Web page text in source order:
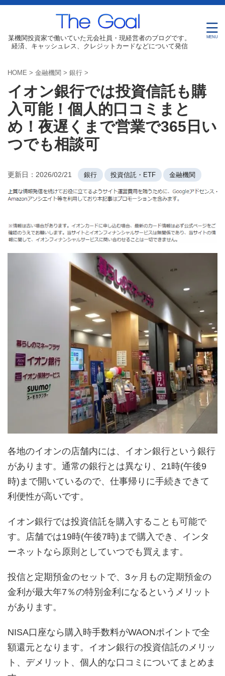
某機関投資家で働いていた元会社員・現経営者のブログです。
経済、キャッシュレス、クレジットカードなどについて発信
HOME > 金融機関 > 銀行 >
イオン銀行では投資信託も購
入可能！個人的口コミまと
め！夜遅くまで営業で365日い
つでも相談可
更新日： 2026/02/21 銀行 投資信託・ETF 金融機関
各地のイオンの店舗内には、イオン銀行という銀行
があります。通常の銀行とは異なり、21時(午後9
時)まで開いているので、仕事帰りに手続きできて
利便性が高いです。
イオン銀行では投資信託を購入することも可能で
す。店舗では19時(午後7時)まで購入でき、インタ
ーネットなら原則としていつでも買えます。
投信と定期預金のセットで、3ヶ月もの定期預金の
金利が最大年7％の特別金利になるというメリット
があります。
NISA口座なら購入時手数料がWAONポイントで全
額還元となります。イオン銀行の投資信託のメリッ
ト、デメリット、個人的な口コミについてまとめま